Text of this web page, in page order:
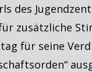
des
zusätzliche
für seine